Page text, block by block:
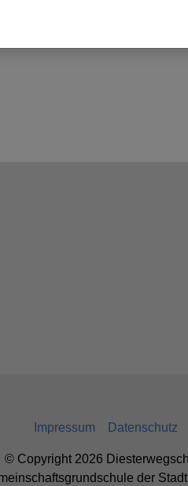
Impressum Datenschutz
© Copyright 2026
der